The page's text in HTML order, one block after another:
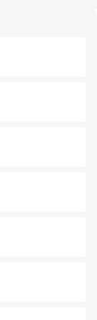
せないスポット